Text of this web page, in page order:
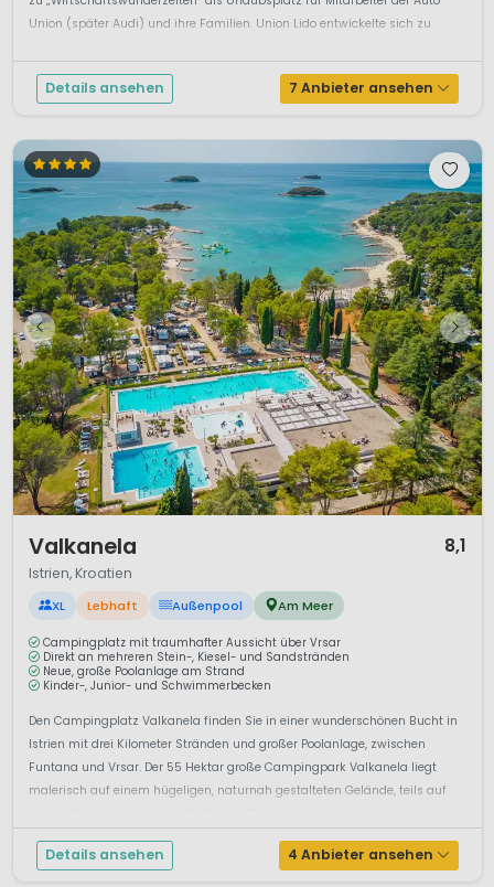
Union (später Audi) und ihre Familien. Union Lido entwickelte sich zu
Details ansehen 7 Anbieter ansehen
Valkanela 8,1
Istrien, Kroatien
XL Lebhaft Außenpool Am Meer
Campingplatz mit traumhafter Aussicht über Vrsar
Direkt an mehreren Stein-, Kiesel- und Sandstränden
Neue, große Poolanlage am Strand
Kinder-, Junior- und Schwimmerbecken
Den Campingplatz Valkanela finden Sie in einer wunderschönen Bucht in
Istrien mit drei Kilometer Stränden und großer Poolanlage, zwischen
Funtana und Vrsar. Der 55 Hektar große Campingpark Valkanela liegt
malerisch auf einem hügeligen, naturnah gestalteten Gelände, teils auf
Details ansehen 4 Anbieter ansehen